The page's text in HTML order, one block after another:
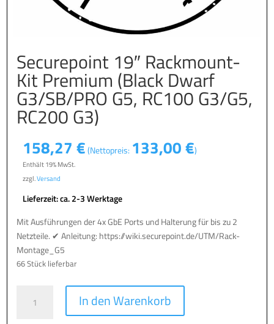
Securepoint 19″ Rackmount-
Kit Premium (Black Dwarf
G3/SB/PRO G5, RC100 G3/G5,
RC200 G3)
158,27€ (Nettopreis: 133,00€)
Enthält 19% MwSt.
zzgl.Versand
Lieferzeit: ca. 2-3 Werktage
Mit Ausführungen der 4x GbE Ports und Halterung für bis zu 2
Netzteile. ✔ Anleitung: https://wiki.securepoint.de/UTM/Rack-
Montage_G5
66 Stück lieferbar
In den Warenkorb